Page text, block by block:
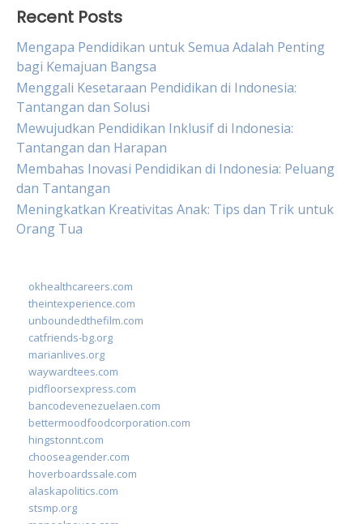
Recent Posts
Mengapa Pendidikan untuk Semua Adalah Penting
bagi Kemajuan Bangsa
Menggali Kesetaraan Pendidikan di Indonesia:
Tantangan dan Solusi
Mewujudkan Pendidikan Inklusif di Indonesia:
Tantangan dan Harapan
Membahas Inovasi Pendidikan di Indonesia: Peluang
dan Tantangan
Meningkatkan Kreativitas Anak: Tips dan Trik untuk
Orang Tua
okhealthcareers.com
theintexperience.com
unboundedthefilm.com
catfriends-bg.org
marianlives.org
waywardtees.com
pidfloorsexpress.com
bancodevenezuelaen.com
bettermoodfoodcorporation.com
hingstonnt.com
chooseagender.com
hoverboardssale.com
alaskapolitics.com
stsmp.org